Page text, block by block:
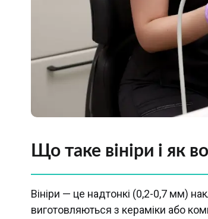
Що таке вініри і як
Вініри — це надтонкі (0,2-0,7 мм)
виготовляються з кераміки або